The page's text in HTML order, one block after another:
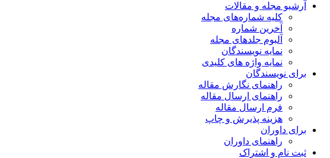
آرشیو مجله و مقالات
کلیه شماره‌های مجله
آخرین شماره
آلبوم جلدهای مجله
نمایه نویسندگان
نمایه واژه های کلیدی
برای نویسندگان
راهنمای نگارش مقاله
راهنمای ارسال مقاله
فرم ارسال مقاله
هزینه پذیرش و چاپ
برای داوران
راهنمای داوران
ثبت نام و اشتراک